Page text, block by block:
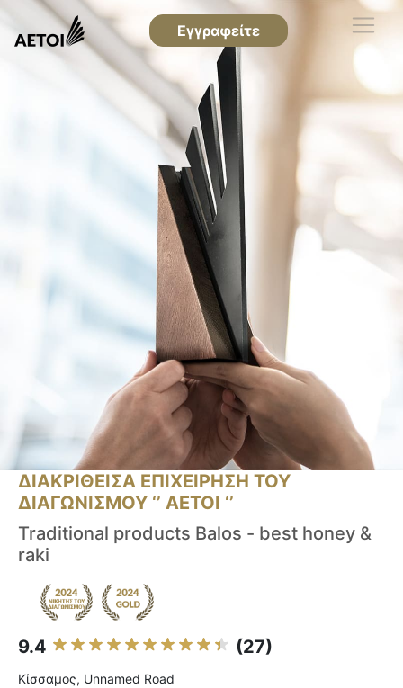
Εγγραφείτε
ΔΙΑΚΡΙΘΕΙΣΑ ΕΠΙΧΕΙΡΗΣΗ ΤΟΥ
ΔΙΑΓΩΝΙΣΜΟΥ ‘’ ΑΕΤΟΙ ‘’
Traditional products Balos - best honey &
raki
9.4 (27)
Κίσσαμος, Unnamed Road